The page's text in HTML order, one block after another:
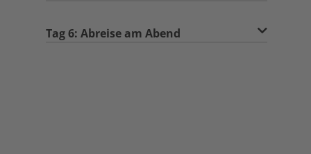
Tag 6: Abreise am Abend